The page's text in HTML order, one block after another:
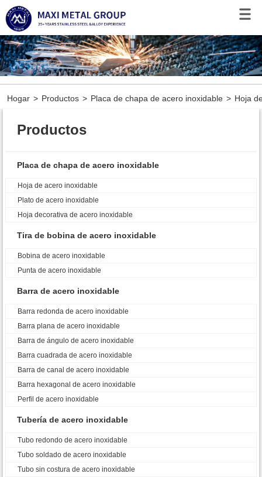
Hogar > Productos > Placa de chapa de acero inoxidable > Hoja
Productos
Placa de chapa de acero inoxidable
Hoja de acero inoxidable
Plato de acero inoxidable
Hoja decorativa de acero inoxidable
Tira de bobina de acero inoxidable
Bobina de acero inoxidable
Punta de acero inoxidable
Barra de acero inoxidable
Barra redonda de acero inoxidable
Barra plana de acero inoxidable
Barra de ángulo de acero inoxidable
Barra cuadrada de acero inoxidable
Barra de canal de acero inoxidable
Barra hexagonal de acero inoxidable
Perfil de acero inoxidable
Tubería de acero inoxidable
Tubo redondo de acero inoxidable
Tubo soldado de acero inoxidable
Tubo sin costura de acero inoxidable